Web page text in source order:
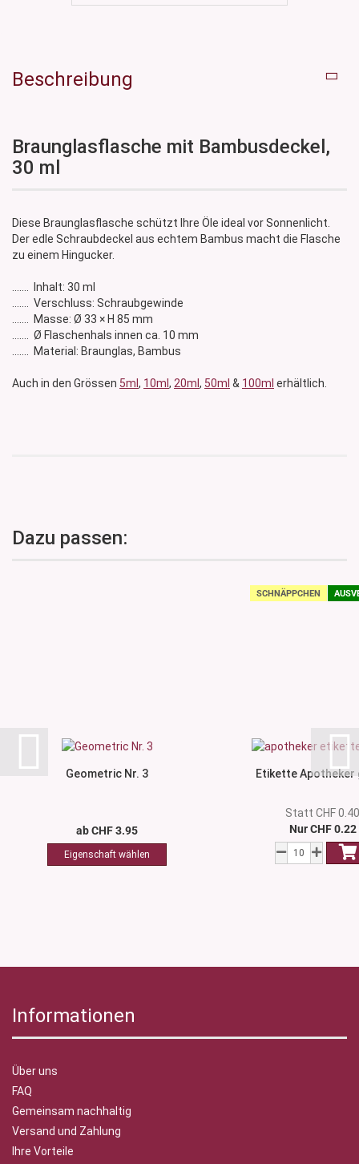
Beschreibung
Braunglasflasche mit Bambusdeckel,
30 ml
Diese Braunglasflasche schützt Ihre Öle ideal vor Sonnenlicht.
Der edle Schraubdeckel aus echtem Bambus macht die Flasche
zu einem Hingucker.
....... Inhalt: 30 ml
....... Verschluss: Schraubgewinde
....... Masse: Ø 33 × H 85 mm
....... Ø Flaschenhals innen ca. 10 mm
....... Material: Braunglas, Bambus
Auch in den Grössen 5ml , 10ml , 20ml , 50ml & 100ml erhältlich.
Dazu passen:
Geometric Nr. 3
ab CHF 3.95
SCHNÄPPCHEN
Etikette Apotheker
Statt CHF
Nur CHF 0.22
Informationen
Über uns
FAQ
Gemeinsam nachhaltig
Versand und Zahlung
Ihre Vorteile